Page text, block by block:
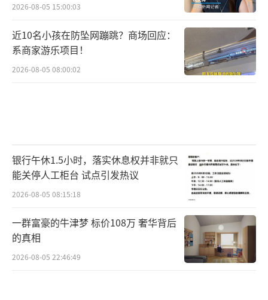
2026-08-05 15:00:03
近10名小孩在防坠网蹦跳？商场回应：
系商家游乐项目！
2026-08-05 08:00:02
银行午休1.5小时，落实休息权并非就只
能关停人工柜台 试点引发热议
2026-08-05 08:15:18
一群富豪的牛津梦 标价108万 奢华背后
的真相
2026-08-05 22:46:49